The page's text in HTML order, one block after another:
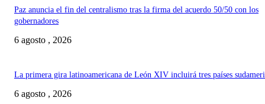
Paz anuncia el fin del centralismo tras la firma del acuerdo 50/50 con los
gobernadores
6 agosto , 2026
La primera gira latinoamericana de León XIV incluirá tres países
6 agosto , 2026